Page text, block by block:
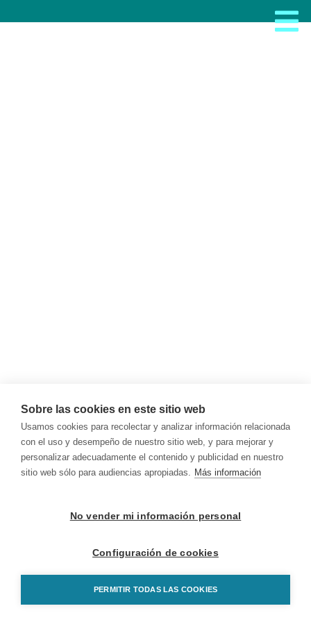
Sobre las cookies en este sitio web
Usamos cookies para recolectar y analizar información relacionada
con el uso y desempeño de nuestro sitio web, y para mejorar y
personalizar adecuadamente el contenido y publicidad en nuestro
sitio web sólo para audiencias apropiadas. Más información
No vender mi información personal
Configuración de cookies
PERMITIR TODAS LAS COOKIES